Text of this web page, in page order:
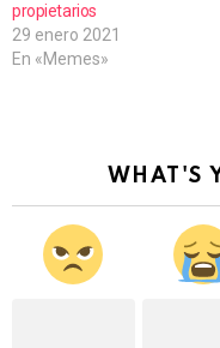
propietarios
29 enero 2021
En «Memes»
WHAT'S